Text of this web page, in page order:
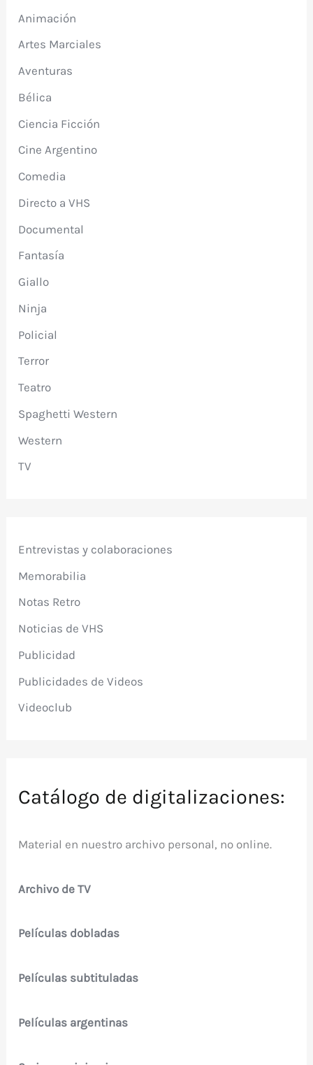
Animación
Artes Marciales
Aventuras
Bélica
Ciencia Ficción
Cine Argentino
Comedia
Directo a VHS
Documental
Fantasía
Giallo
Ninja
Policial
Terror
Teatro
Spaghetti Western
Western
TV
Entrevistas y colaboraciones
Memorabilia
Notas Retro
Noticias de VHS
Publicidad
Publicidades de Videos
Videoclub
Catálogo de digitalizaciones:
Material en nuestro archivo personal, no online.
Archivo de TV
Películas dobladas
Películas subtituladas
Películas argentinas